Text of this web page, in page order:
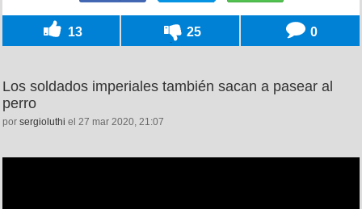
13 25 0
Los soldados imperiales también sacan a pasear al
perro
por sergioluthi el 27 mar 2020, 21:07